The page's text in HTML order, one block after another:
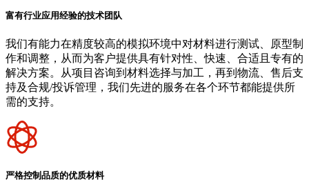
富有行业应用经验的技术团队
我们有能力在精度较高的模拟环境中对材料进行测试、原型制
作和调整，从而为客户提供具有针对性、快速、合适且专有的
解决方案。从项目咨询到材料选择与加工，再到物流、售后支
持及合规/投诉管理，我们先进的服务在各个环节都能提供所
需的支持。
严格控制品质的优质材料